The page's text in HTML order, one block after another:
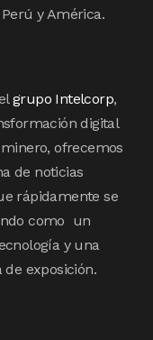
y América.
grupo Intelcorp,
digital
ofrecemos
de noticias
rápidamente se
como un
y una
exposición.